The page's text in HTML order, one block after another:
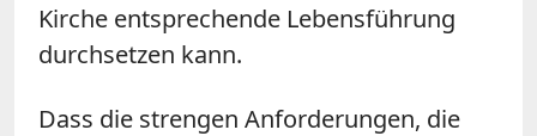
Kirche entsprechende Lebensführung
durchsetzen kann.
Dass die strengen Anforderungen, die